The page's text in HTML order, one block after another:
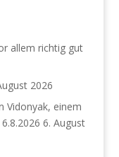
allem richtig gut
2026
Vidonyak, einem
6. August